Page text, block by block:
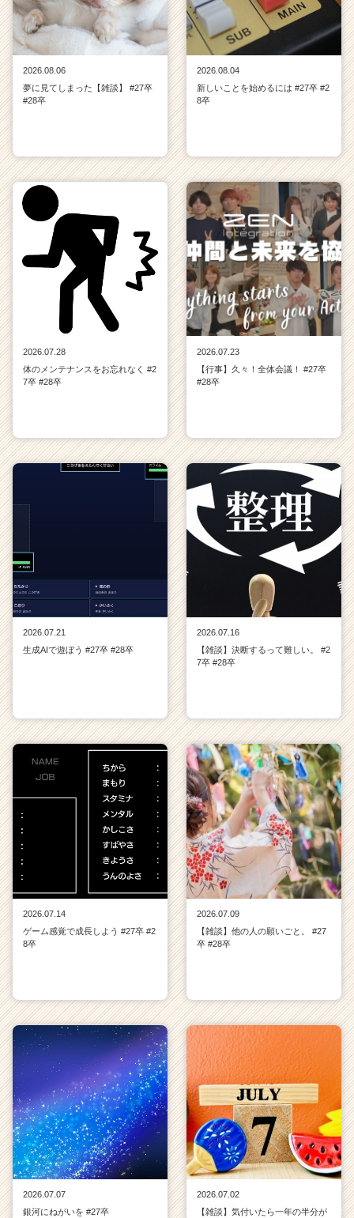
2026.08.06
夢に見てしまった【雑談】 #27卒
#28卒
2026.08.04
新しいことを始めるには #27卒 #2
8卒
2026.07.28
体のメンテナンスをお忘れなく #2
7卒 #28卒
2026.07.23
【行事】久々！全体会議！ #27卒
#28卒
2026.07.21
生成AIで遊ぼう #27卒 #28卒
2026.07.16
【雑談】決断するって難しい。 #2
7卒 #28卒
2026.07.14
ゲーム感覚で成長しよう #27卒 #2
8卒
2026.07.09
【雑談】他の人の願いごと。 #27
卒 #28卒
2026.07.07
銀河にねがいを #27卒
2026.07.02
【雑談】気付いたら一年の半分が